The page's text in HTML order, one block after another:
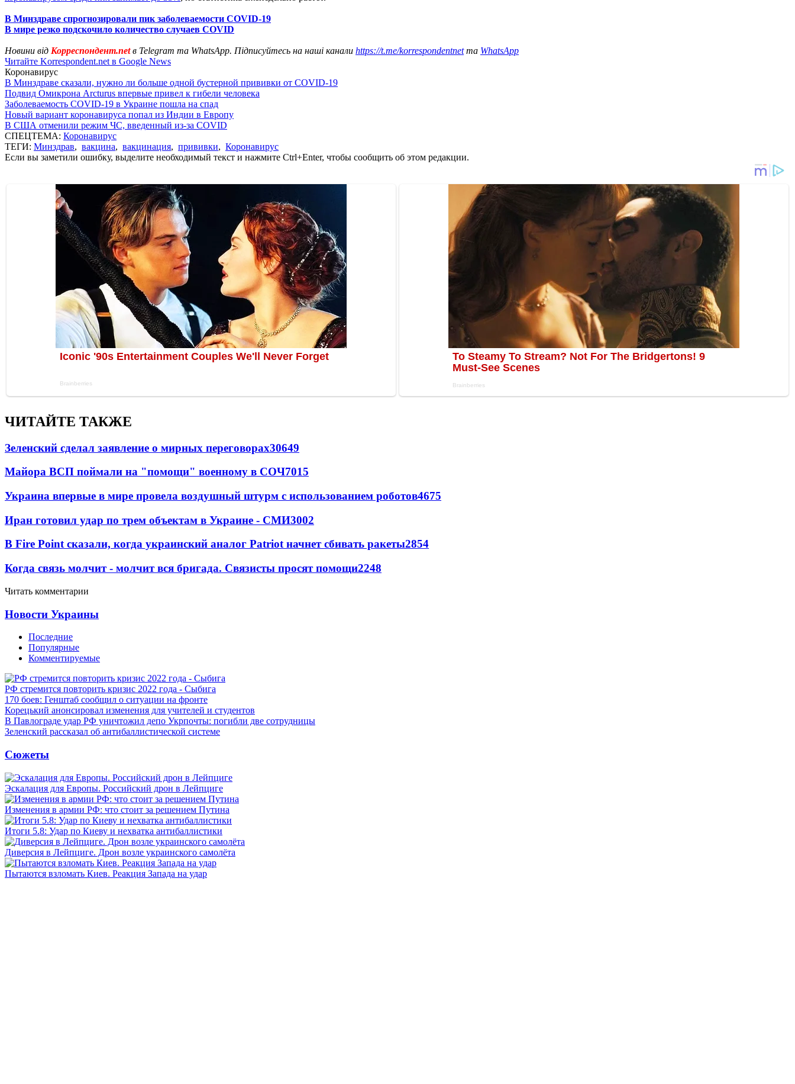
В Минздраве спрогнозировали пик заболеваемости COVID-19
В мире резко подскочило количество случаев COVID
Новини від Корреспондент.netв Telegram та WhatsApp. Підписуйтесь на наші канали https://t.me/korrespondentnetта WhatsApp
Читайте Korrespondent.net в Google News
Коронавирус
В Минздраве сказали, нужно ли больше одной бустерной прививки от COVID-19
Подвид Омикрона Arcturus впервые привел к гибели человека
Заболеваемость COVID-19 в Украине пошла на спад
Новый вариант коронавируса попал из Индии в Европу
В США отменили режим ЧС, введенный из-за COVID
СПЕЦТЕМА: Коронавирус
ТЕГИ: Минздрав, вакцина, вакцинация, прививки, Коронавирус
Если вы заметили ошибку, выделите необходимый текст и нажмите Ctrl+Enter, чтобы сообщить об этом редакции.
ЧИТАЙТЕ ТАКЖЕ
Зеленский сделал заявление о мирных переговорах30649
Майора ВСП поймали на "помощи" военному в СОЧ7015
Украина впервые в мире провела воздушный штурм с использованием роботов4675
Иран готовил удар по трем объектам в Украине - СМИ3002
В Fire Point сказали, когда украинский аналог Patriot начнет сбивать ракеты2854
Когда связь молчит - молчит вся бригада. Связисты просят помощи2248
Читать комментарии
Новости Украины
Последние
Популярные
Комментируемые
РФ стремится повторить кризис 2022 года - Сыбига
170 боев: Генштаб сообщил о ситуации на фронте
Корецький анонсировал изменения для учителей и студентов
В Павлограде удар РФ уничтожил депо Укрпочты: погибли две сотрудницы
Зеленский рассказал об антибаллистической системе
Сюжеты
Эскалация для Европы. Российский дрон в Лейпциге
Изменения в армии РФ: что стоит за решением Путина
Итоги 5.8: Удар по Киеву и нехватка антибаллистики
Диверсия в Лейпциге. Дрон возле украинского самолёта
Пытаются взломать Киев. Реакция Запада на удар